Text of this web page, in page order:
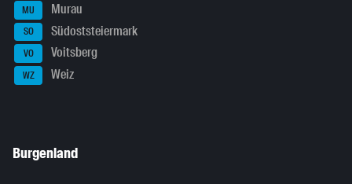
MU Murau
SO Südoststeiermark
VO Voitsberg
WZ Weiz
Burgenland